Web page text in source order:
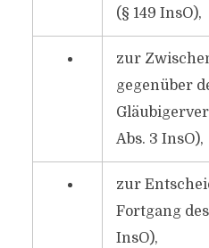
(§ 149 InsO),
zur
gegenüber
Abs. 3 InsO),
zur
Fortgang
InsO),